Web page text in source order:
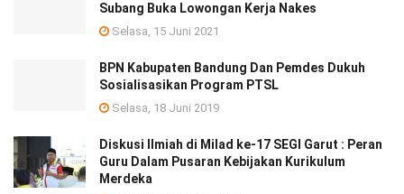
Subang Buka Lowongan Kerja Nakes
Selasa, 15 Juni 2021
BPN Kabupaten Bandung Dan Pemdes Dukuh
Sosialisasikan Program PTSL
Selasa, 18 Juni 2019
Diskusi Ilmiah di Milad ke-17 SEGI Garut : Peran
Guru Dalam Pusaran Kebijakan Kurikulum
Merdeka